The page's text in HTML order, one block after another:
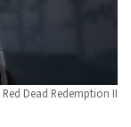
Red Dead Redemption II